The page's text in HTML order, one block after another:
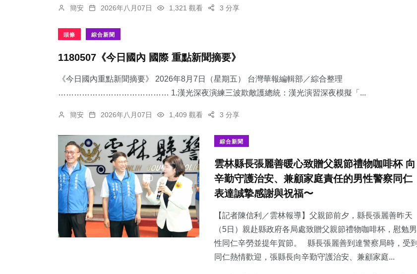
簡安 2026年八月07日 1,321 觀看 3 分享
頭條 綜合新聞
1180507《今日國內 國際 重點新聞摘要》
《今日國內重點新聞摘要》 2026年8月7日（星期五） 台灣華報編輯部／綜合整理
…………………………………… 1.漢光深夜演練三波欺敵護總統：​漢光演習深夜模擬「...
簡安 2026年八月07日 1,409 觀看 3 分享
綜合新聞
雲林縣長張麗善暖心致贈父親節禮物咖啡杯 向
辛勤守護治安、兼顧家庭責任的男性警察同仁
表達誠摯感謝與祝福〜
【記者陳信利／雲林報導】父親節前夕，縣長張麗善昨天
（5日）親赴縣政府各局處致贈父親節禮物咖啡杯，慰勉男
性同仁辛勞並提年賀節。 縣長張麗善到達警察局時，受到
同仁熱情歡迎，張縣長向辛勤守護治安、兼顧家庭...
100 +
專欄
43+
頭條
200+
文教
612+ 2+